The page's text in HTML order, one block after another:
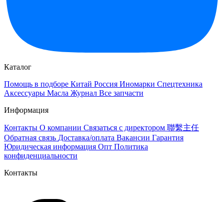
Каталог
Помощь в подборе Китай Россия Иномарки Спецтехника
Аксессуары Масла Журнал Все запчасти
Информация
Контакты О компании Связаться с директором 聯繫主任
Обратная связь Доставка/оплата Вакансии Гарантия
Юридическая информация Опт Политика
конфиденциальности
Контакты